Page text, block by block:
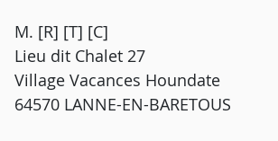
M. [R] [T] [C]
Lieu dit Chalet 27
Village Vacances Houndate
64570 LANNE-EN-BARETOUS